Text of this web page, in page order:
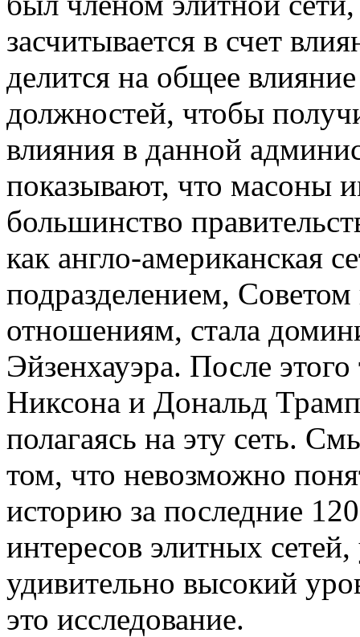
засчитывается в счет
делится на общее
должностей, чтобы
влияния в данной
показывают, что масоны
большинство
как англо-американская
подразделением,
отношениям, стала
Эйзенхауэра. После
Никсона и Дональд
полагаясь на эту сеть.
том, что невозможно
историю за последние
интересов элитных
удивительно высокий
это исследование.